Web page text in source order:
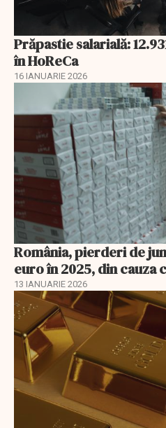
Prăpastie salarială:
în HoReCa
16 IANUARIE 2026
România, pierderi de
euro în 2025, din
13 IANUARIE 2026